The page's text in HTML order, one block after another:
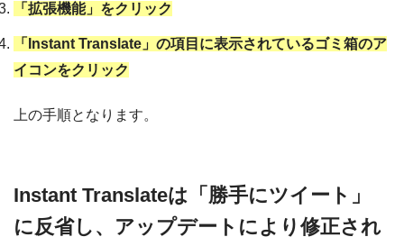
「拡張機能」をクリック
「Instant Translate」の項目に表示されているゴミ箱のア
イコンをクリック
上の手順となります。
Instant Translateは「勝手にツイート」
に反省し、アップデートにより修正され